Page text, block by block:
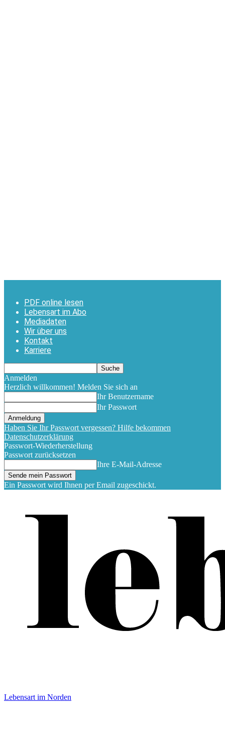
PDF online lesen
Lebensart im Abo
Mediadaten
Wir über uns
Kontakt
Karriere
Anmelden
Herzlich willkommen! Melden Sie sich an
Ihr Benutzername
Ihr Passwort
Haben Sie Ihr Passwort vergessen? Hilfe bekommen
Datenschutzerklärung
Passwort-Wiederherstellung
Passwort zurücksetzen
Ihre E-Mail-Adresse
Ein Passwort wird Ihnen per Email zugeschickt.
Lebensart im Norden